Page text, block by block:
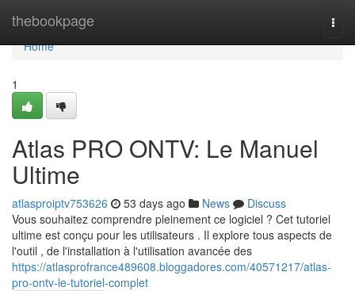
thebookpage
Home
Home
1
Atlas PRO ONTV: Le Manuel
Ultime
atlasproiptv753626 53 days ago News
Discuss
Vous souhaitez comprendre pleinement ce logiciel ? Cet tutoriel
ultime est conçu pour les utilisateurs . Il explore tous aspects de
l'outil , de l'installation à l'utilisation avancée des
https://atlasprofrance489608.bloggadores.com/40571217/atlas-
pro-ontv-le-tutoriel-complet